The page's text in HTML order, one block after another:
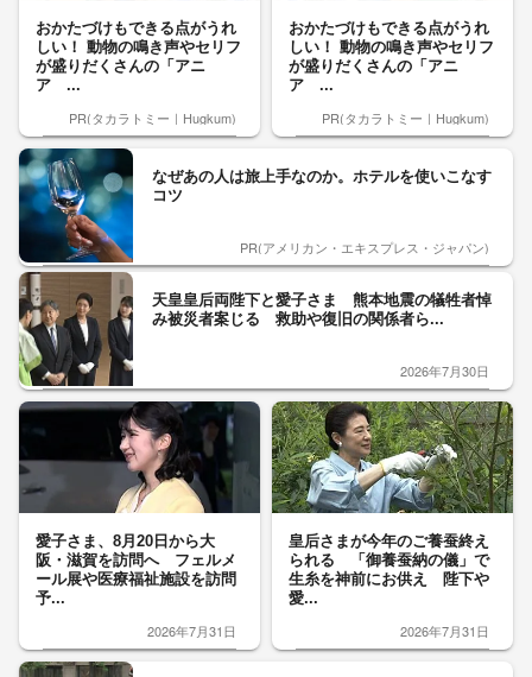
おかたづけもできる点がうれ
しい！ 動物の鳴き声やセリフ
が盛りだくさんの「アニ
ア ...
PR(タカラトミー｜Hugkum)
おかたづけもできる点がうれ
しい！ 動物の鳴き声やセリフ
が盛りだくさんの「アニ
ア ...
PR(タカラトミー｜Hugkum)
なぜあの人は旅上手なのか。ホテルを使いこなす
コツ
PR(アメリカン・エキスプレス・ジャパン)
天皇皇后両陛下と愛子さま 熊本地震の犠牲者悼
み被災者案じる 救助や復旧の関係者ら...
2026年7月30日
愛子さま、8月20日から大
阪・滋賀を訪問へ フェルメ
ール展や医療福祉施設を訪問
予...
2026年7月31日
皇后さまが今年のご養蚕終え
られる 「御養蚕納の儀」で
生糸を神前にお供え 陛下や
愛...
2026年7月31日